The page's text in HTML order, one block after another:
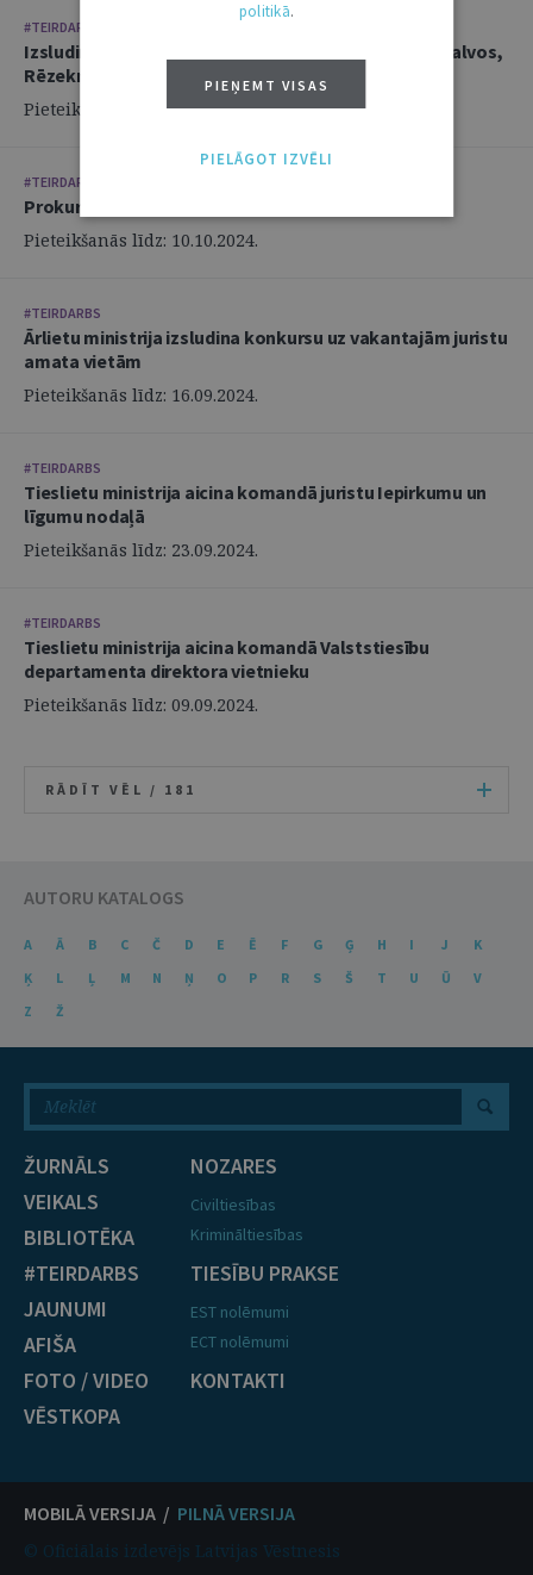
#TEIRDARBS
Izsludina prokurora amata vakances Rīgā, Ludzā, Balvos,
Rēzeknē
Pieteikšanās līdz: 11.10.2024.
#TEIRDARBS
Prokuratūra aicina darbā vecākā prokurora palīgus
Pieteikšanās līdz: 10.10.2024.
#TEIRDARBS
Ārlietu ministrija izsludina konkursu uz vakantajām juristu
amata vietām
Pieteikšanās līdz: 16.09.2024.
#TEIRDARBS
Tieslietu ministrija aicina komandā juristu Iepirkumu un
līgumu nodaļā
Pieteikšanās līdz: 23.09.2024.
#TEIRDARBS
Tieslietu ministrija aicina komandā Valststiesību
departamenta direktora vietnieku
Pieteikšanās līdz: 09.09.2024.
RĀDĪT VĒL / 181
AUTORU KATALOGS
A Ā B C Č D E Ē F G Ģ H I J
K
Ķ
L Ļ M N Ņ O P R S Š T U Ū
V
Z
Ž
ŽURNĀLS
VEIKALS
BIBLIOTĒKA
#TEIRDARBS
JAUNUMI
AFIŠA
FOTO / VIDEO
VĒSTKOPA
NOZARES
Civiltiesības
Krimināltiesības
TIESĪBU PRAKSE
EST nolēmumi
ECT nolēmumi
KONTAKTI
MOBILĀ VERSIJA / PILNĀ VERSIJA
© Oficiālais izdevējs Latvijas Vēstnesis
politikā.
PIEŅEMT VISAS
PIELĀGOT IZVĒLI